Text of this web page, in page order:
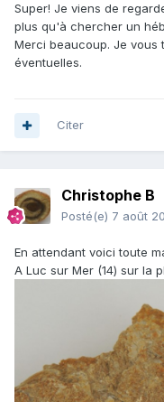
Super! Je viens de
plus qu'à chercher un
Merci beaucoup. Je vous
éventuelles.
Citer
Christophe B
Posté(e) 7 août
En attendant voici toute
A Luc sur Mer (14) sur la